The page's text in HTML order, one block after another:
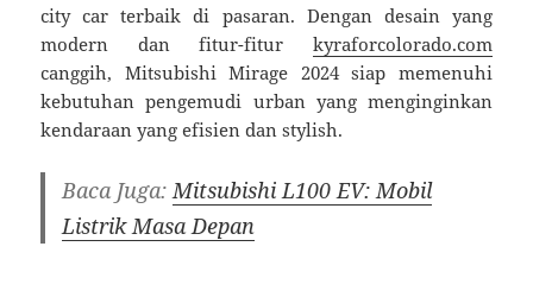
city car terbaik di pasaran. Dengan desain yang
modern dan fitur-fitur kyraforcolorado.com
canggih, Mitsubishi Mirage 2024 siap memenuhi
kebutuhan pengemudi urban yang menginginkan
kendaraan yang efisien dan stylish.
Baca Juga: Mitsubishi L100 EV: Mobil
Listrik Masa Depan